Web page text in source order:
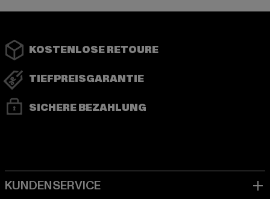
KOSTENLOSE RETOURE
TIEFPREISGARANTIE
SICHERE BEZAHLUNG